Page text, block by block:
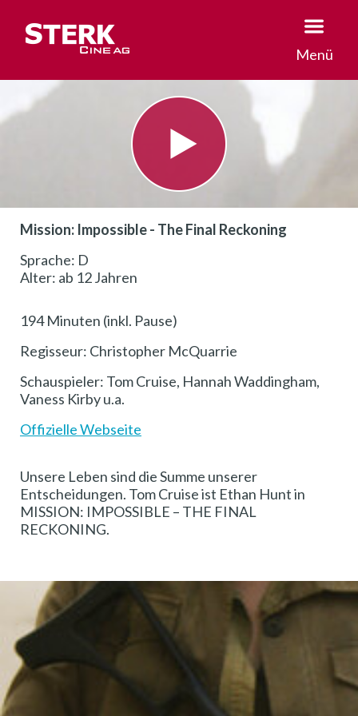
Menü
Mission: Impossible - The Final Reckoning
Sprache: D
Alter: ab 12 Jahren
194 Minuten (inkl. Pause)
Regisseur: Christopher McQuarrie
Schauspieler: Tom Cruise, Hannah Waddingham,
Vaness Kirby u.a.
Offizielle Webseite
Unsere Leben sind die Summe unserer
Entscheidungen. Tom Cruise ist Ethan Hunt in
MISSION: IMPOSSIBLE – THE FINAL
RECKONING.